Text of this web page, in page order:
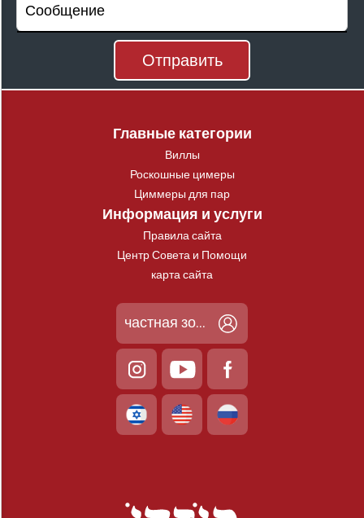
Главные категории
Виллы
Роскошные цимеры
Циммеры для пар
Информация и услуги
Правила сайта
Центр Совета и Помощи
карта сайта
частная зона